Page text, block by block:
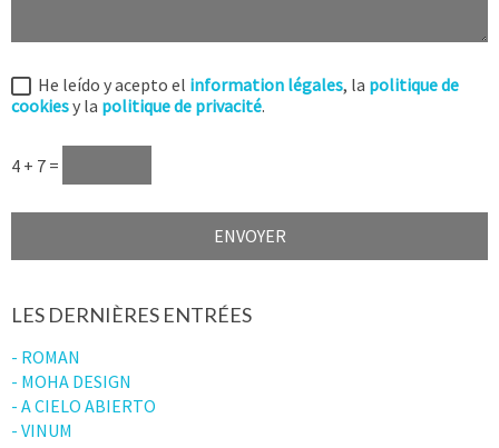
He leído y acepto el information légales, la politique de
cookiesy la politique de privacité.
4 + 7 =
LES DERNIÈRES ENTRÉES
- ROMAN
- MOHA DESIGN
- A CIELO ABIERTO
- VINUM